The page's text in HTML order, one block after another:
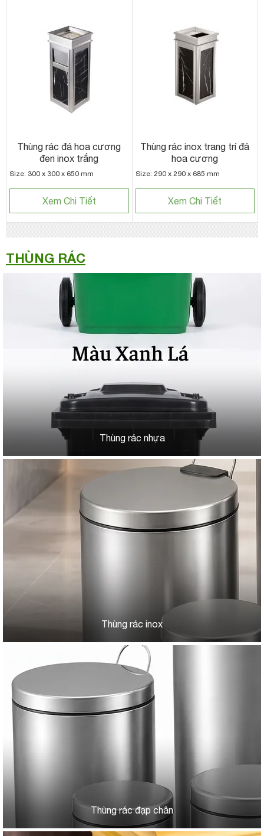
Thùng rác đá hoa cương
đen inox trắng
Size: 300 x 300 x 650 mm
Xem Chi Tiết
Thùng rác inox trang trí đá
hoa cương
Size: 290 x 290 x 685 mm
Xem Chi Tiết
THÙNG RÁC
Thùng rác nhựa
Thùng rác inox
Thùng rác đạp chân